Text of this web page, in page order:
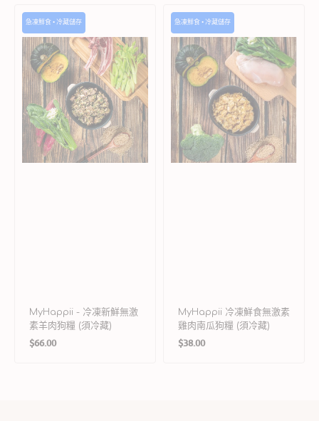
MyHappii
-
凍
新
鮮
無
激
素
狗
急凍鮮食 • 冷藏儲存
MyHappii - 冷凍新鮮無激
素羊肉狗糧 (須冷藏)
定
$66.00
MyHappii
冷
凍
鮮
食
無
激
素
雞
南
瓜
急凍鮮食 • 冷藏儲存
MyHappii 冷凍鮮食無激素
雞肉南瓜狗糧 (須冷藏)
定
$38.00